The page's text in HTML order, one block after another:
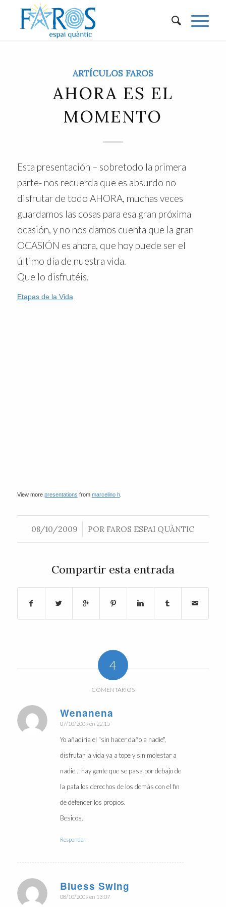
ARTÍCULOS FAROS
AHORA ES EL
MOMENTO
Esta presentación – sobretodo la primera
parte- nos recuerda que es absurdo no
disfrutar de todo AHORA, muchas veces
guardamos las cosas para esa gran próxima
ocasión, y no nos damos cuenta que la gran
OCASIÓN es ahora, que hoy puede ser el
último día de nuestra vida.
Que lo disfrutéis.
Etapas de la Vida
View more presentations from marcelino h.
08/10/2009
/ POR FAROS ESPAI QUÀNTIC
Compartir esta entrada
4
COMENTARIOS
Wenanena
Dice:
07/10/2009 en 22:15
Yo añadiría el "sin hacer daño a nadie",
disfrutar la vida ya a tope y sin molestar a
nadie… hay gente que se pasa por debajo de
la pata los derechos de los demás con el fin
de defender los propios.
Besicos.
Responder
Bluess Swing
Dice:
08/10/2009 en 13:07